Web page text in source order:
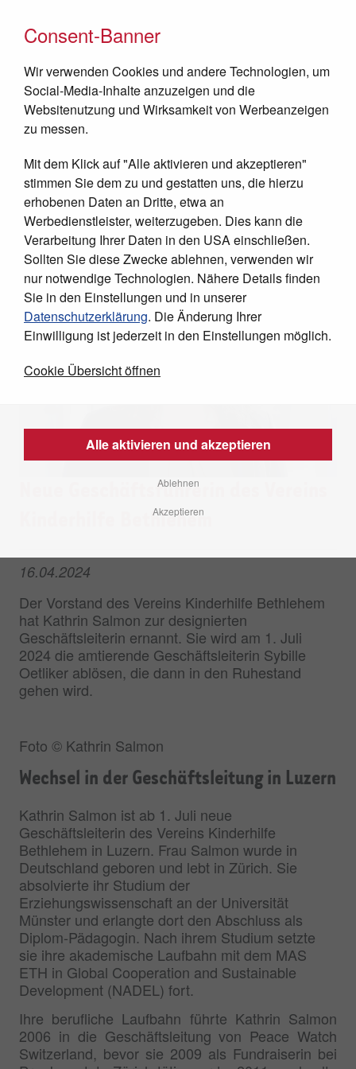
JETZT SPENDEN
Neue Geschäftsführerin des Vereins
Kinderhilfe Bethlehem
16.04.2024
Der Vorstand des Vereins Kinderhilfe Bethlehem
hat Kathrin Salmon zur designierten
Geschäftsleiterin ernannt. Sie wird am 1. Juli
2024 die amtierende Geschäftsleiterin Sybille
Oetliker ablösen, die dann in den Ruhestand
gehen wird.
Foto © Kathrin Salmon
Wechsel in der Geschäftsleitung in Luzern
Kathrin Salmon ist ab 1. Juli neue
Geschäftsleiterin des Vereins Kinderhilfe
Bethlehem in Luzern. Frau Salmon wurde in
Deutschland geboren und lebt in Zürich. Sie
absolvierte ihr Studium der
Erziehungswissenschaft an der Universität
Münster und erlangte dort den Abschluss als
Diplom-Pädagogin. Nach ihrem Studium setzte
sie ihre akademische Laufbahn mit dem MAS
ETH in Global Cooperation and Sustainable
Development (NADEL) fort.
Ihre berufliche Laufbahn führte Kathrin Salmon
2006 in die Geschäftsleitung von Peace Watch
Switzerland, bevor sie 2009 als Fundraiserin bei
Consent-Banner
Wir verwenden Cookies und andere Technologien, um
Social-Media-Inhalte anzuzeigen und die
Websitenutzung und Wirksamkeit von Werbeanzeigen
zu messen.
Mit dem Klick auf "Alle aktivieren und akzeptieren"
stimmen Sie dem zu und gestatten uns, die hierzu
erhobenen Daten an Dritte, etwa an
Werbedienstleister, weiterzugeben. Dies kann die
Verarbeitung Ihrer Daten in den USA einschließen.
Sollten Sie diese Zwecke ablehnen, verwenden wir
nur notwendige Technologien. Nähere Details finden
Sie in den Einstellungen und in unserer
Datenschutzerklärung. Die Änderung Ihrer
Einwilligung ist jederzeit in den Einstellungen möglich.
Cookie Übersicht öffnen
Ablehnen
Akzeptieren
Alle aktivieren und akzeptieren